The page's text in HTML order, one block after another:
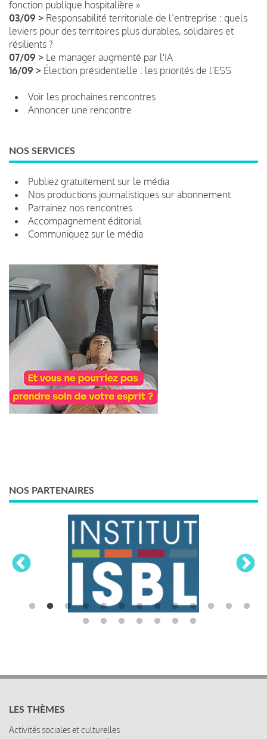
fonction publique hospitalière »
03/09 > Responsabilité territoriale de l’entreprise : quels
leviers pour des territoires plus durables, solidaires et
résilients ?
07/09 > Le manager augmenté par l'IA
16/09 > Élection présidentielle : les priorités de l'ESS
Voir les prochaines rencontres
Annoncer une rencontre
NOS SERVICES
Publiez gratuitement sur le média
Nos productions journalistiques sur abonnement
Parrainez nos rencontres
Accompagnement éditorial
Communiquez sur le média
NOS PARTENAIRES
LES THÈMES
Activités sociales et culturelles